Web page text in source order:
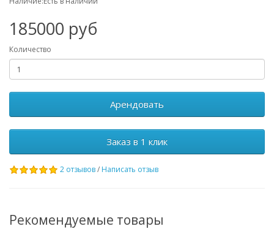
185000 руб
Количество
Арендовать
Заказ в 1 клик
2 отзывов/ Написать отзыв
Рекомендуемые товары